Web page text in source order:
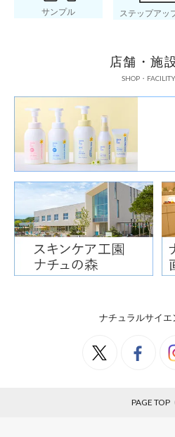
サンプル ステップアッ
店舗・施
SHOP・
ナチュラルサイエ
PAGE TOP